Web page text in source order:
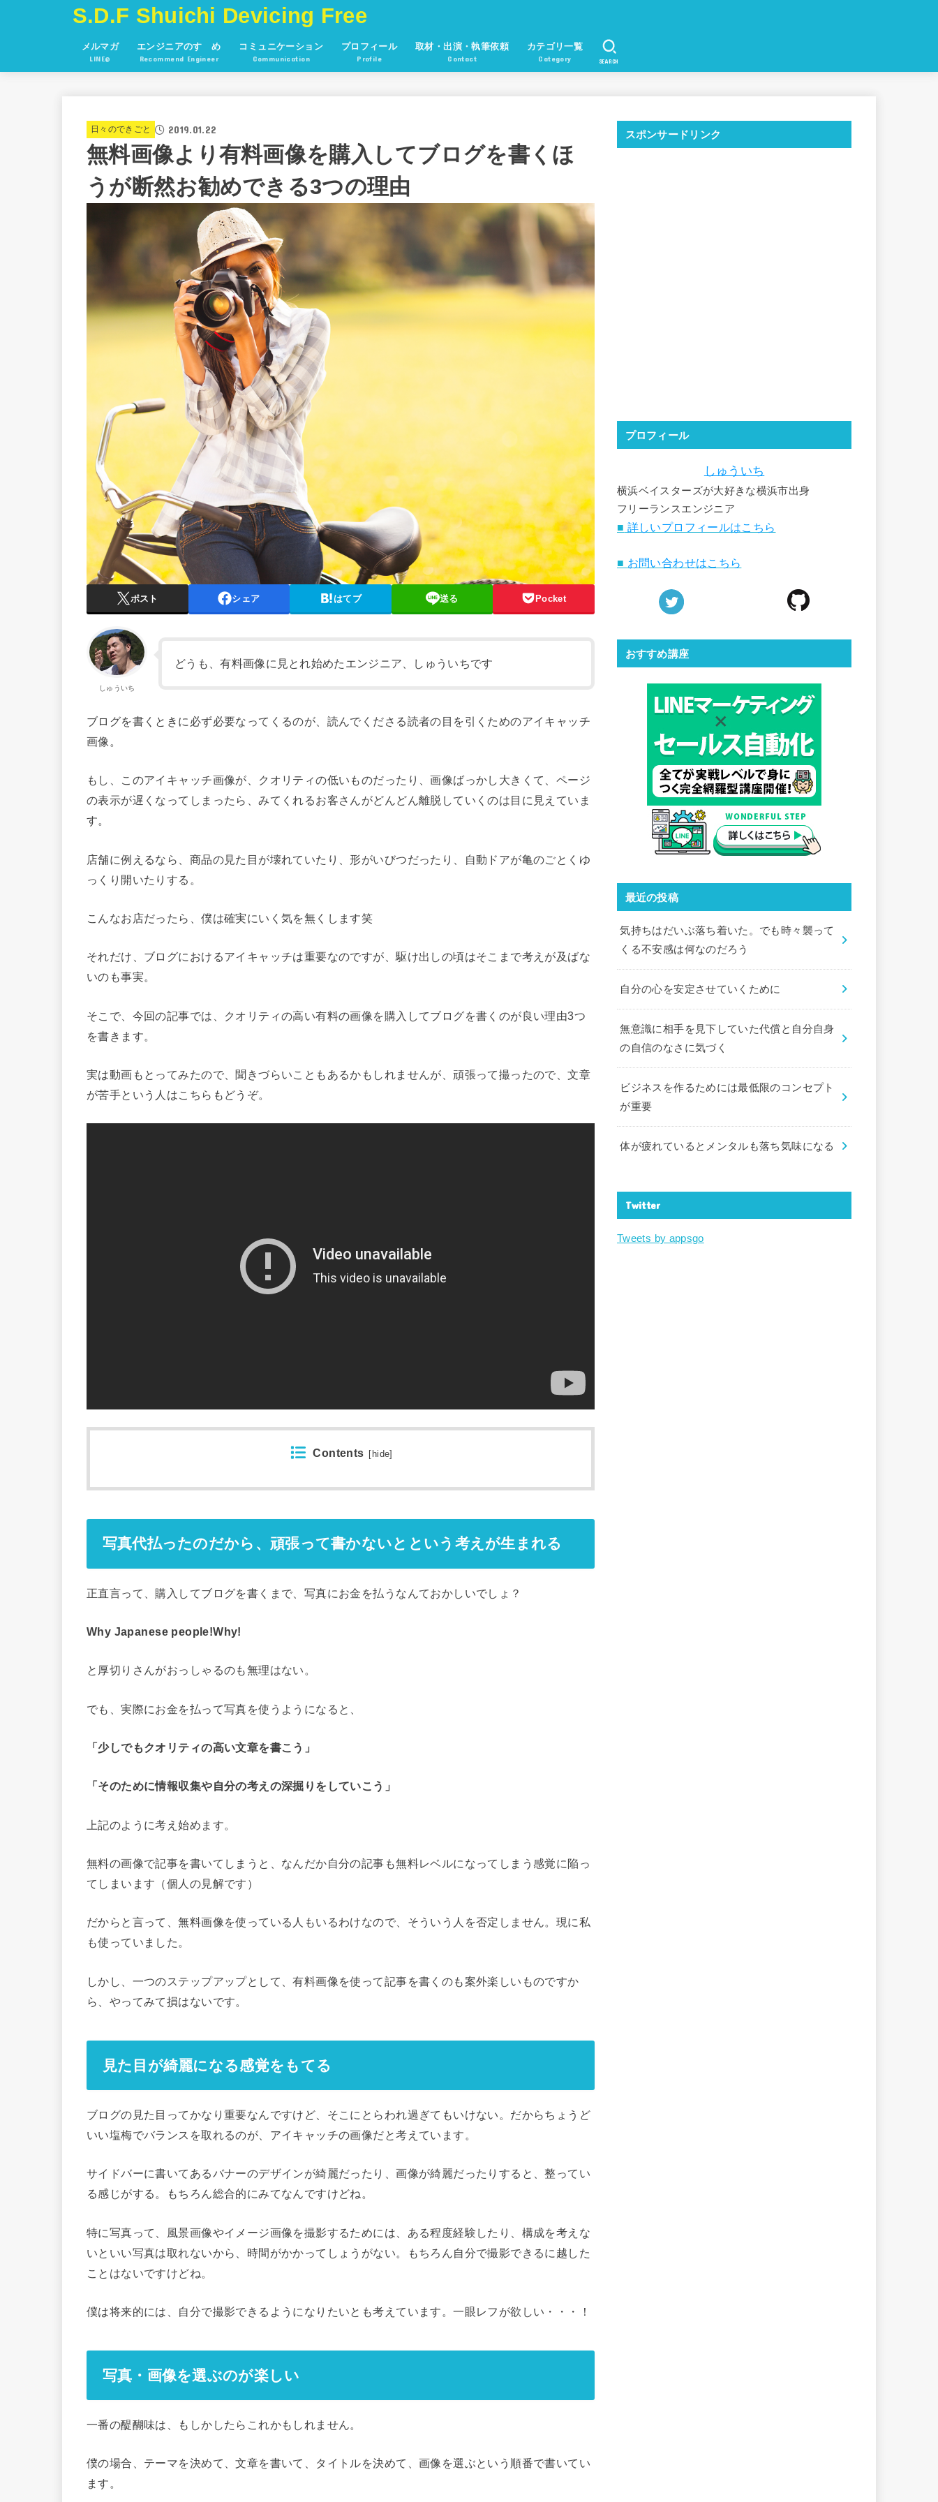
S.D.F Shuichi Devicing Free
メルマガ
LINE@
エンジニアのすゝめ
Recommend Engineer
コミュニケーション
Communication
プロフィール
Profile
取材・出演・執筆依頼
Contact
カテゴリ一覧
Category SEARCH
日々のできごと 2019.01.22
無料画像より有料画像を購入してブログを書くほ
うが断然お勧めできる3つの理由
ポスト シェア はてブ 送る Pocket
しゅういち
どうも、有料画像に見とれ始めたエンジニア、しゅういちです
ブログを書くときに必ず必要なってくるのが、読んでくださる読者の目を引くためのアイキャッチ
画像。
もし、このアイキャッチ画像が、クオリティの低いものだったり、画像ばっかし大きくて、ページ
の表示が遅くなってしまったら、みてくれるお客さんがどんどん離脱していくのは目に見えていま
す。
店舗に例えるなら、商品の見た目が壊れていたり、形がいびつだったり、自動ドアが亀のごとくゆ
っくり開いたりする。
こんなお店だったら、僕は確実にいく気を無くします笑
それだけ、ブログにおけるアイキャッチは重要なのですが、駆け出しの頃はそこまで考えが及ばな
いのも事実。
そこで、今回の記事では、クオリティの高い有料の画像を購入してブログを書くのが良い理由3つ
を書きます。
実は動画もとってみたので、聞きづらいこともあるかもしれませんが、頑張って撮ったので、文章
が苦手という人はこちらもどうぞ。
Contents [ hide]
写真代払ったのだから、頑張って書かないとという考えが生まれる
正直言って、購入してブログを書くまで、写真にお金を払うなんておかしいでしょ？
Why Japanese people!Why!
と厚切りさんがおっしゃるのも無理はない。
でも、実際にお金を払って写真を使うようになると、
「少しでもクオリティの高い文章を書こう」
「そのために情報収集や自分の考えの深掘りをしていこう」
上記のように考え始めます。
無料の画像で記事を書いてしまうと、なんだか自分の記事も無料レベルになってしまう感覚に陥っ
てしまいます（個人の見解です）
だからと言って、無料画像を使っている人もいるわけなので、そういう人を否定しません。現に私
も使っていました。
しかし、一つのステップアップとして、有料画像を使って記事を書くのも案外楽しいものですか
ら、やってみて損はないです。
見た目が綺麗になる感覚をもてる
ブログの見た目ってかなり重要なんですけど、そこにとらわれ過ぎてもいけない。だからちょうど
いい塩梅でバランスを取れるのが、アイキャッチの画像だと考えています。
サイドバーに書いてあるバナーのデザインが綺麗だったり、画像が綺麗だったりすると、整ってい
る感じがする。もちろん総合的にみてなんですけどね。
特に写真って、風景画像やイメージ画像を撮影するためには、ある程度経験したり、構成を考えな
いといい写真は取れないから、時間がかかってしょうがない。もちろん自分で撮影できるに越した
ことはないですけどね。
僕は将来的には、自分で撮影できるようになりたいとも考えています。一眼レフが欲しい・・・！
写真・画像を選ぶのが楽しい
一番の醍醐味は、もしかしたらこれかもしれません。
僕の場合、テーマを決めて、文章を書いて、タイトルを決めて、画像を選ぶという順番で書いてい
ます。
スポンサードリンク
プロフィール
しゅういち
横浜ベイスターズが大好きな横浜市出身
フリーランスエンジニア
■ 詳しいプロフィールはこちら
■ お問い合わせはこちら
おすすめ講座
最近の投稿
気持ちはだいぶ落ち着いた。でも時々襲って
くる不安感は何なのだろう
自分の心を安定させていくために
無意識に相手を見下していた代償と自分自身
の自信のなさに気づく
ビジネスを作るためには最低限のコンセプト
が重要
体が疲れているとメンタルも落ち気味になる
Twitter
Tweets by appsgo